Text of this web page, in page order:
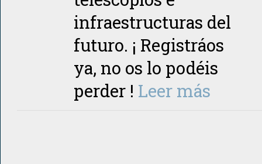
infraestructuras del
futuro. ¡ Registráos
ya, no os lo podéis
perder ! Leer más